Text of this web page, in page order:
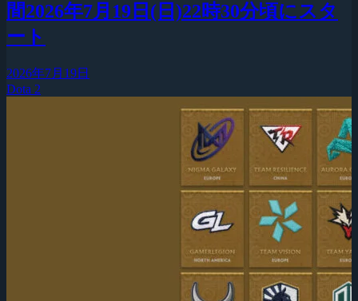
間2026年7月19日(日)22時30分頃にスタ
ート
2026年7月19日
Dota 2